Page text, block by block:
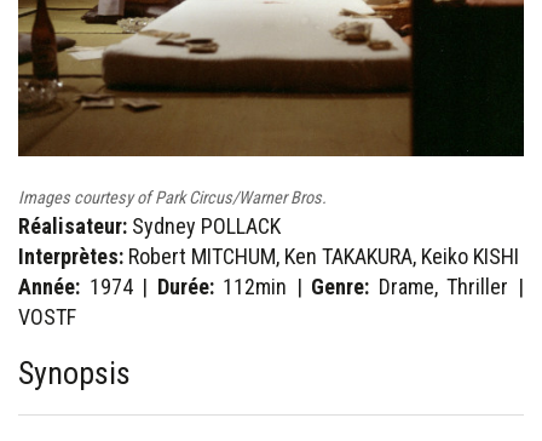
Images courtesy of Park Circus/Warner Bros.
Réalisateur: Sydney POLLACK
Interprètes: Robert MITCHUM, Ken TAKAKURA, Keiko KISHI
Année: 1974 | Durée:112min | Genre: Drame, Thriller |
VOSTF
Synopsis